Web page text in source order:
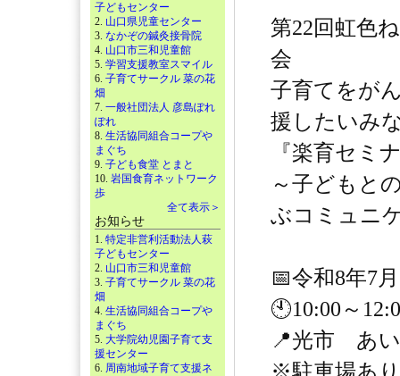
子どもセンター
2. 山口県児童センター
3. なかぞの鍼灸接骨院
4. 山口市三和児童館
5. 学習支援教室スマイル
6. 子育てサークル 菜の花
畑
7. 一般社団法人 彦島ぽれ
ぽれ
8. 生活協同組合コープや
まぐち
9. 子ども食堂 とまと
10. 岩国食育ネットワーク
歩
全て表示＞
お知らせ
1. 特定非営利活動法人萩
子どもセンター
2. 山口市三和児童館
3. 子育てサークル 菜の花
畑
4. 生活協同組合コープや
まぐち
5. 大学院幼児園子育て支
援センター
6. 周南地域子育て支援ネ
第22回虹色
会
子育てをが
援したいみ
『楽育セミ
～子どもと
ぶコミュニ
📅令和8年7
🕙10:00～
📍光市 あ